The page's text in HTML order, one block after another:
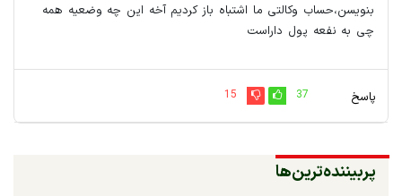
بنویسن،حساب وکالتی ما اشتباه باز کردیم آخه این چه وضعیه همه
چی به نفعه پول‌ داراست
پاسخ 37
15
پربیننده‌ترین‌ها